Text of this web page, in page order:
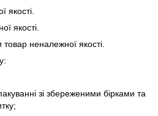
якості.
якості.
неналежної якості.
зі збереженими бірками та